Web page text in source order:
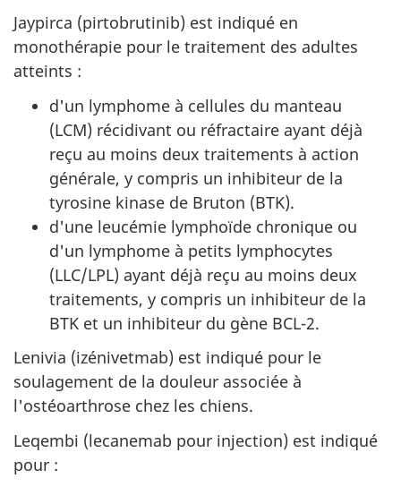
Jaypirca (pirtobrutinib) est indiqué en
monothérapie pour le traitement des adultes
atteints :
d'un lymphome à cellules du manteau
(LCM) récidivant ou réfractaire ayant déjà
reçu au moins deux traitements à action
générale, y compris un inhibiteur de la
tyrosine kinase de Bruton (BTK).
d'une leucémie lymphoïde chronique ou
d'un lymphome à petits lymphocytes
(LLC/LPL) ayant déjà reçu au moins deux
traitements, y compris un inhibiteur de la
BTK et un inhibiteur du gène BCL-2.
Lenivia (izénivetmab) est indiqué pour le
soulagement de la douleur associée à
l'ostéoarthrose chez les chiens.
Leqembi (lecanemab pour injection) est indiqué
pour :